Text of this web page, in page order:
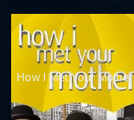
How I Met Your Mother